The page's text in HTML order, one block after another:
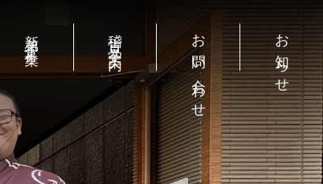
お知らせ
お問い合わせ
稽古見学案内
新弟子募集